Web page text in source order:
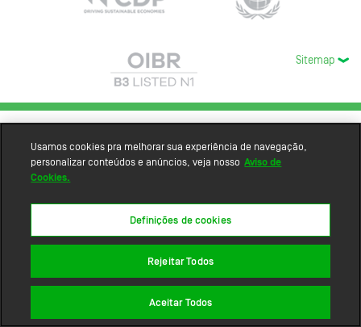
Sitemap
Usamos cookies pra melhorar sua experiência de navegação,
personalizar conteúdos e anúncios, veja nosso Aviso de
Cookies.
Definições de cookies
Rejeitar Todos
Aceitar Todos